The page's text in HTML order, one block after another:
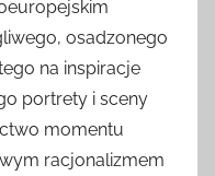
osadzonego
na inspiracje
portrety i sceny
momentu
racjonalizmem